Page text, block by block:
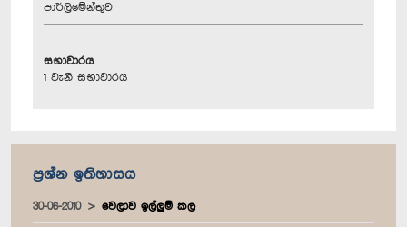
පාර්ලිමේන්තුව
සභාවාරය
1 වැනි සභාවාරය
ප්‍රශ්න ඉතිහාසය
30-06-2010 වෙලාව ඉල්ලුම් කල